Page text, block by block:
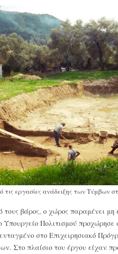
τις εργασίες ανάδειξης των Τύμβων
βάρος, ο χώρος παραμένει μη
Υπουργείο Πολιτισμού
στο Επιχειρησιακό
Στο πλαίσιο του έργου είχαν